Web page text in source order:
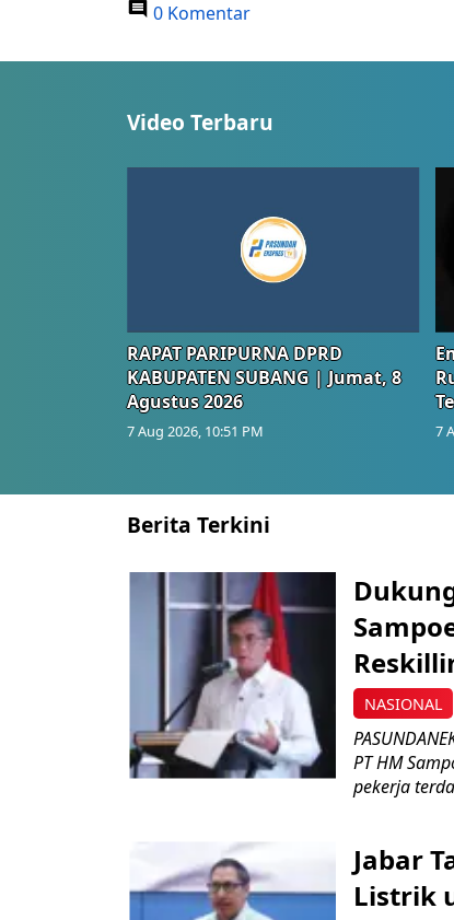
0 Komentar
Video Terbaru
RAPAT PARIPURNA DPRD
KABUPATEN SUBANG | Jumat, 8
Agustus 2026
7 Aug 2026, 10:51 PM 7
Berita Terkini
NASIONAL
PT HM
pekerja
Jabar
Listrik